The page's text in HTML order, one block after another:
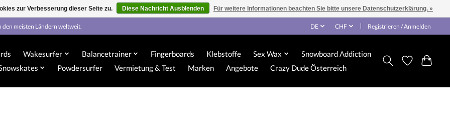
den meisten Ländern weltweit. DE CHF Registrieren / Anmelden
Wakesurfer Balancetrainer Fingerboards Klebstoffe Sex Wax
Snowboard Addiction
Powdersurfer Vermietung & Test Marken Angebote Crazy Dude Österreich
zur Verbesserung dieser Seite zu. Diese Nachricht Ausblenden Für weitere Informationen beachten Sie bitte unsere Datenschutzerklärung. »